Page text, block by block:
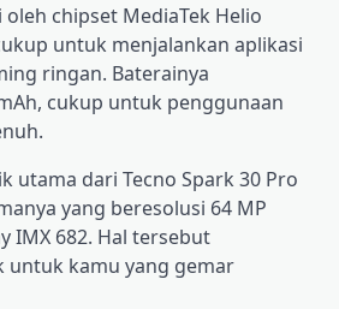
chipset MediaTek Helio
untuk menjalankan aplikasi
ringan. Baterainya
cukup untuk penggunaan
utama dari Tecno Spark 30 Pro
yang beresolusi 64 MP
IMX 682. Hal tersebut
untuk kamu yang gemar